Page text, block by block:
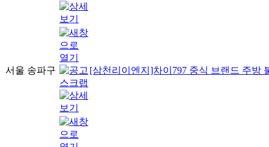
서울 송파구 [삼천리이엔지]차이797 중식 브랜드 주방